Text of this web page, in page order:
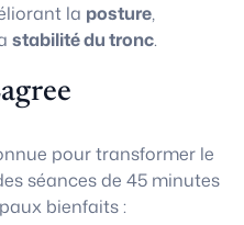
la posture,
stabilité du tronc.
pour transformer le
séances de 45 minutes
bienfaits :